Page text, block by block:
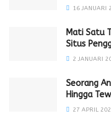
16 JANUARI
Mati Satu
Situs
2 JANUARI
Seorang
Hingga
27 APRIL